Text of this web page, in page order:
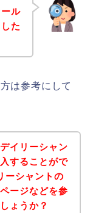
ル
た
は参考にして
イリーシャン
することがで
ーシャントの
ージなどを参
ょうか？